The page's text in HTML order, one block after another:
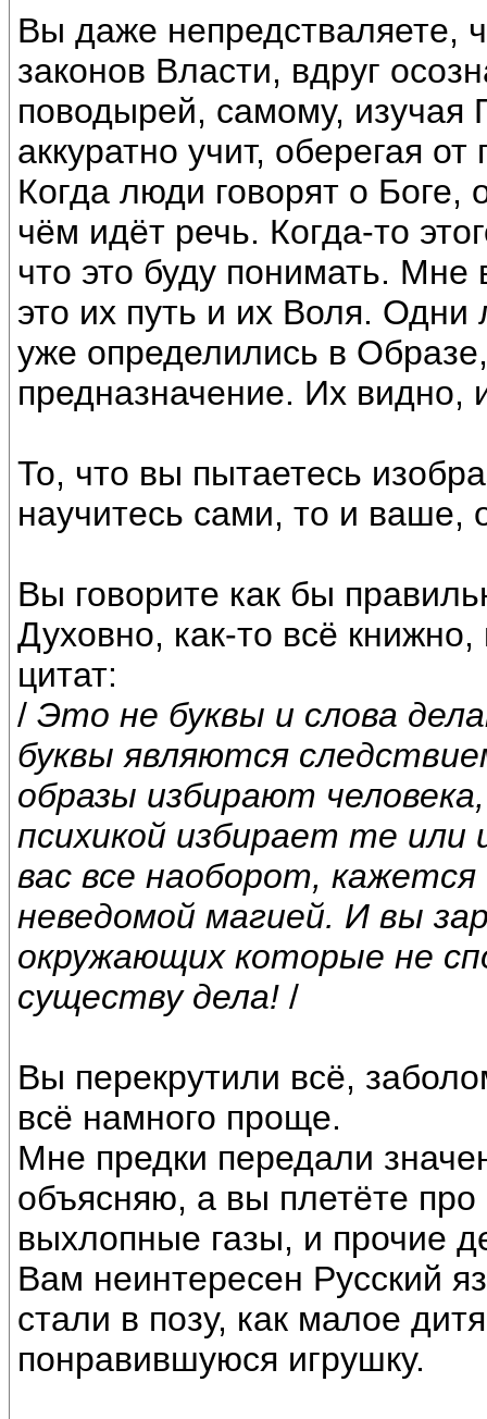
Вы даже непредстваляете,
законов Власти, вдруг
поводырей, самому, изучая
аккуратно учит, оберегая
Когда люди говорят о
чём идёт речь. Когда-то
что это буду понимать.
это их путь и их Воля.
уже определились в
предназначение. Их видно,
То, что вы пытаетесь
научитесь сами, то и ваше,
Вы говорите как бы
Духовно, как-то всё
цитат:
/ Это не буквы и слова
буквы являются
образы избирают
психикой избирает те или
вас все наоборот,
неведомой магией. И вы
окружающих которые не
существу дела! /
Вы перекрутили всё,
всё намного проще.
Мне предки передали
объясняю, а вы плетёте
выхлопные газы, и прочие
Вам неинтересен Русский
стали в позу, как малое
понравившуюся игрушку.